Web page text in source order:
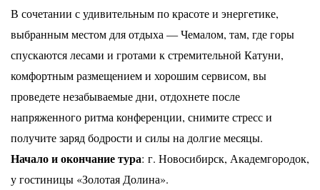
В сочетании с удивительным по красоте и энергетике,
выбранным местом для отдыха — Чемалом, там, где горы
спускаются лесами и гротами к стремительной Катуни,
комфортным размещением и хорошим сервисом, вы
проведете незабываемые дни, отдохнете после
напряженного ритма конференции, снимите стресс и
получите заряд бодрости и силы на долгие месяцы.
Начало и окончание тура: г. Новосибирск, Академгородок,
у гостиницы «Золотая Долина».